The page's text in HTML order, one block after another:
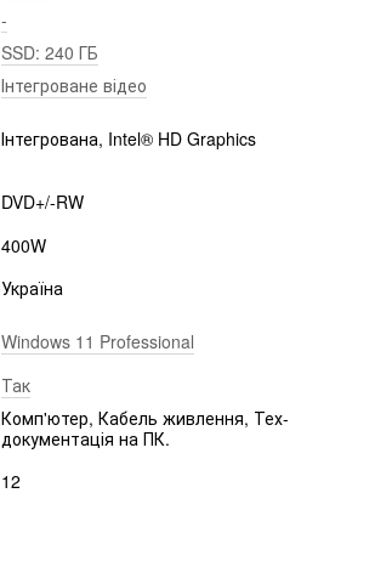
-
SSD: 240 ГБ
Інтегроване відео
Інтегрована, Intel® HD Graphics
DVD+/-RW
400W
Україна
Windows 11 Professional
Так
Комп'ютер, Кабель живлення, Тех-
документація на ПК.
12